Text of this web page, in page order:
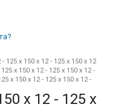
125 x 150 x 12 - 125 x 150 x 12
x 150 x 12 - 125 x 150 x 12 -
x 150 x 12 - 125 x 150 x 12 -
x 12 - 125 x